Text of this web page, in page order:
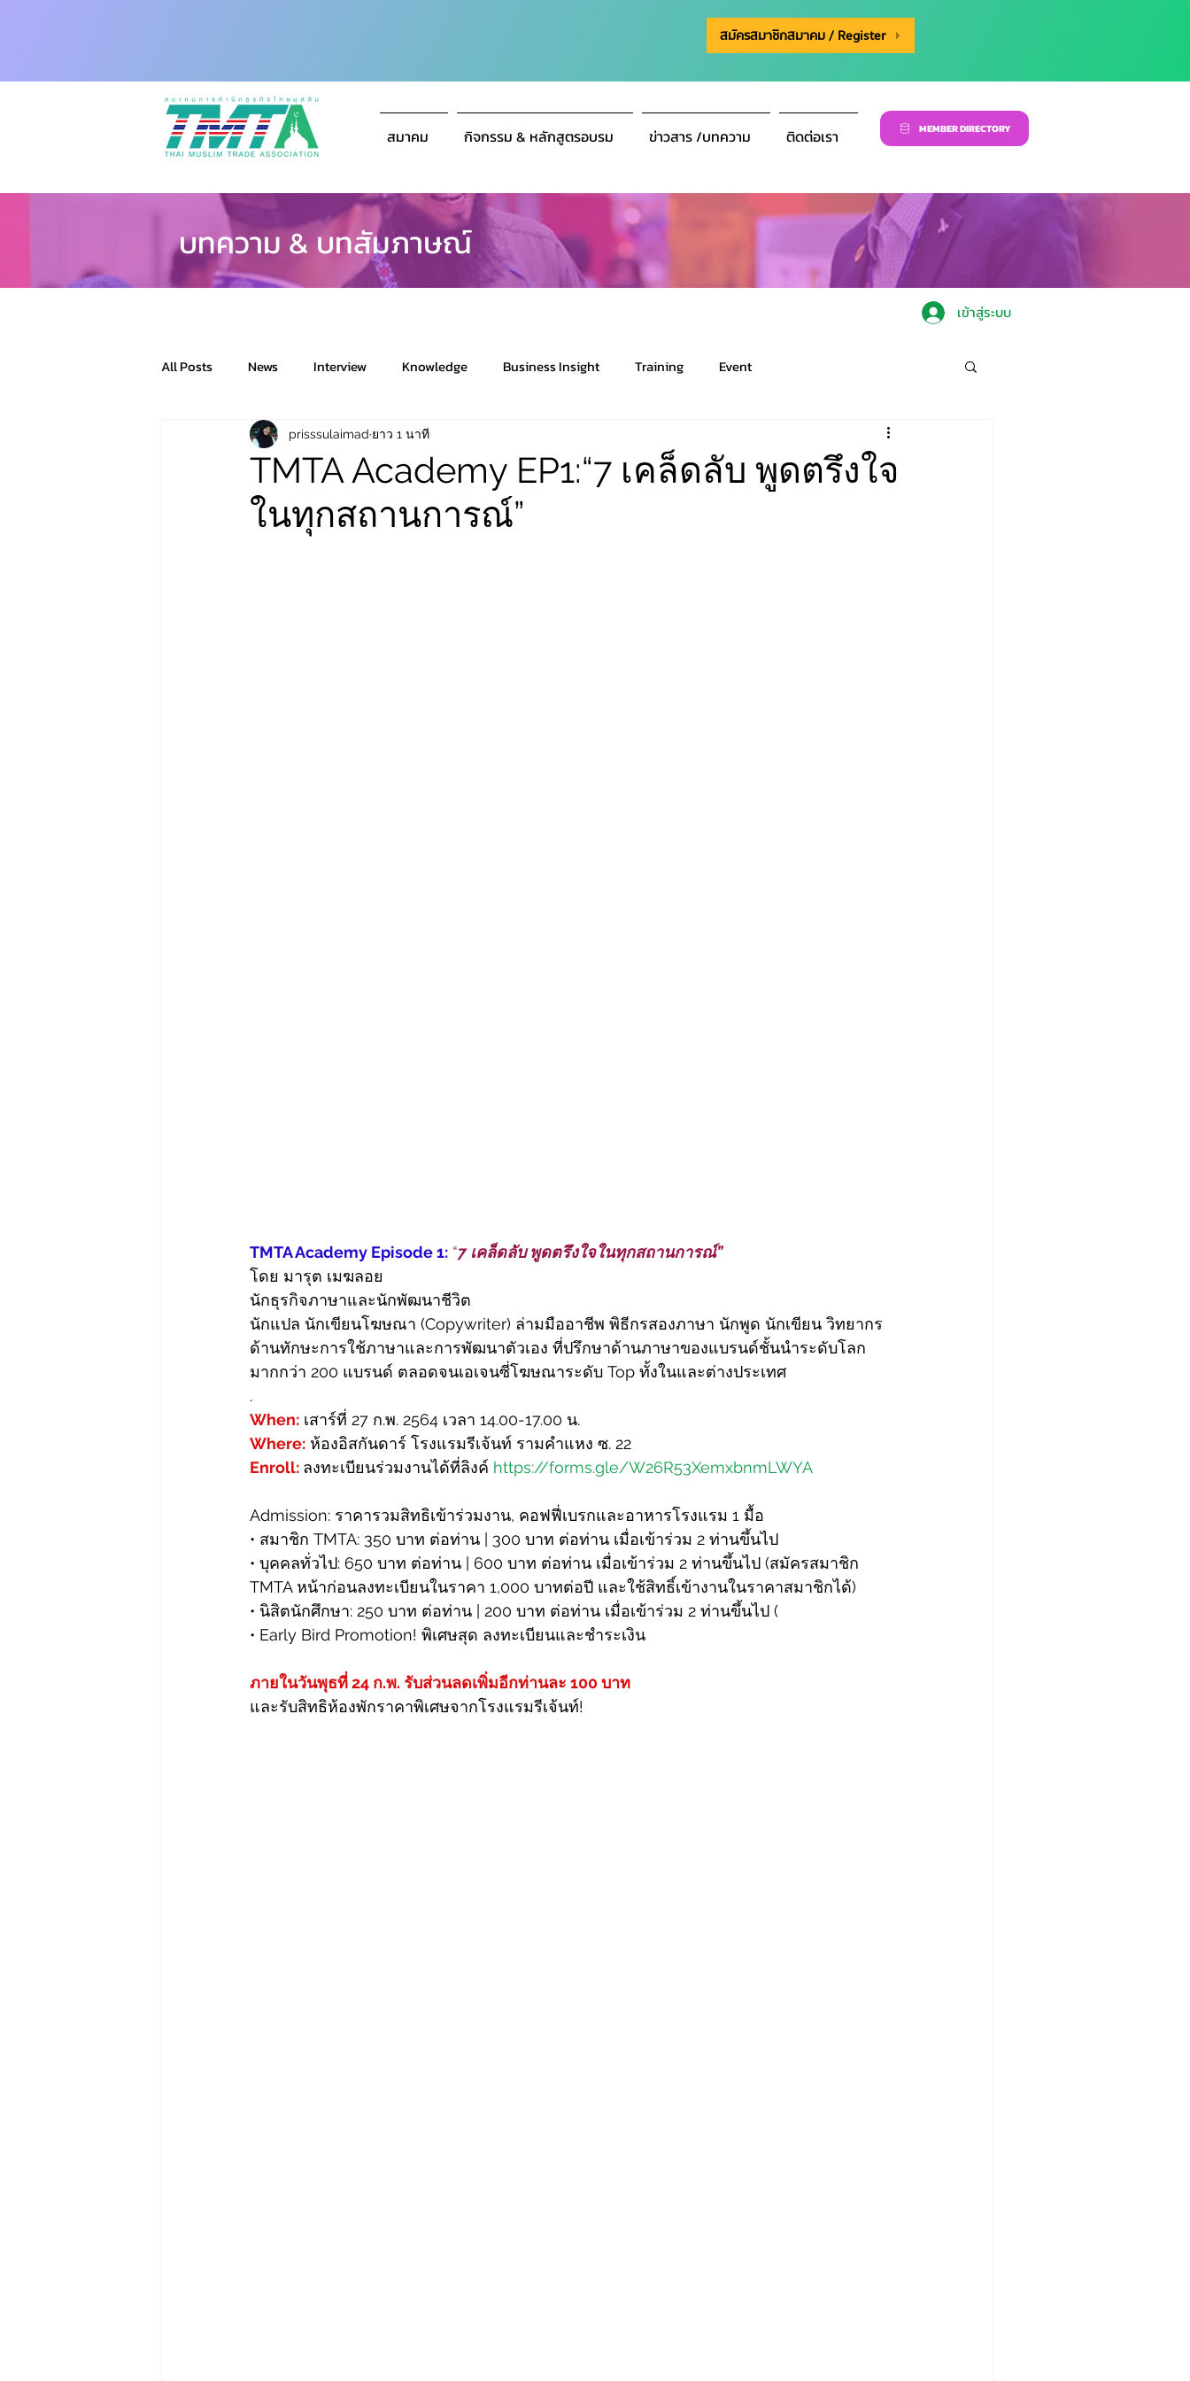
สมัครสมาชิกสมาคม / Register
สมาคม กิจกรรม & หลักสูตรอบรม ข่าวสาร /บทความ ติดต่อเรา MEMBER DIRECTORY
บทความ & บทสัมภาษณ์
เข้าสู่ระบบ
All Posts News Interview Knowledge Business Insight Training Event
TMTA Academy EP1:“7 เคล็ดลับ พูดตรึงใจ
ในทุกสถานการณ์”
prisssulaimad ยาว 1 นาที
TMTA Academy Episode 1: “7 เคล็ดลับ พูดตรึงใจในทุกสถานการณ์”
โดย มารุต เมฆลอย
นักธุรกิจภาษาและนักพัฒนาชีวิต
นักแปล นักเขียนโฆษณา (Copywriter) ล่ามมืออาชีพ พิธีกรสองภาษา นักพูด นักเขียน วิทยากร
ด้านทักษะการใช้ภาษาและการพัฒนาตัวเอง ที่ปรึกษาด้านภาษาของแบรนด์ชั้นนำระดับโลก
มากกว่า 200 แบรนด์ ตลอดจนเอเจนซี่โฆษณาระดับ Top ทั้งในและต่างประเทศ
.
When: เสาร์ที่ 27 ก.พ. 2564 เวลา 14.00-17.00 น.
Where: ห้องอิสกันดาร์ โรงแรมรีเจ้นท์ รามคำแหง ซ. 22
Enroll: ลงทะเบียนร่วมงานได้ที่ลิงค์ https://forms.gle/W26R53XemxbnmLWYA
Admission: ราคารวมสิทธิเข้าร่วมงาน, คอฟฟี่เบรกและอาหารโรงแรม 1 มื้อ
• สมาชิก TMTA: 350 บาท ต่อท่าน | 300 บาท ต่อท่าน เมื่อเข้าร่วม 2 ท่านขึ้นไป
• บุคคลทั่วไป: 650 บาท ต่อท่าน | 600 บาท ต่อท่าน เมื่อเข้าร่วม 2 ท่านขึ้นไป (สมัครสมาชิก
TMTA หน้าก่อนลงทะเบียนในราคา 1,000 บาทต่อปี และใช้สิทธิ์เข้างานในราคาสมาชิกได้)
• นิสิตนักศึกษา: 250 บาท ต่อท่าน | 200 บาท ต่อท่าน เมื่อเข้าร่วม 2 ท่านขึ้นไป (
• Early Bird Promotion! พิเศษสุด ลงทะเบียนและชำระเงิน
ภายในวันพุธที่ 24 ก.พ. รับส่วนลดเพิ่มอีกท่านละ 100 บาท
และรับสิทธิห้องพักราคาพิเศษจากโรงแรมรีเจ้นท์!